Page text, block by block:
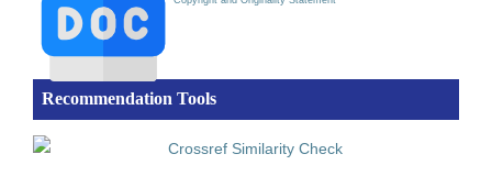
Recommendation Tools